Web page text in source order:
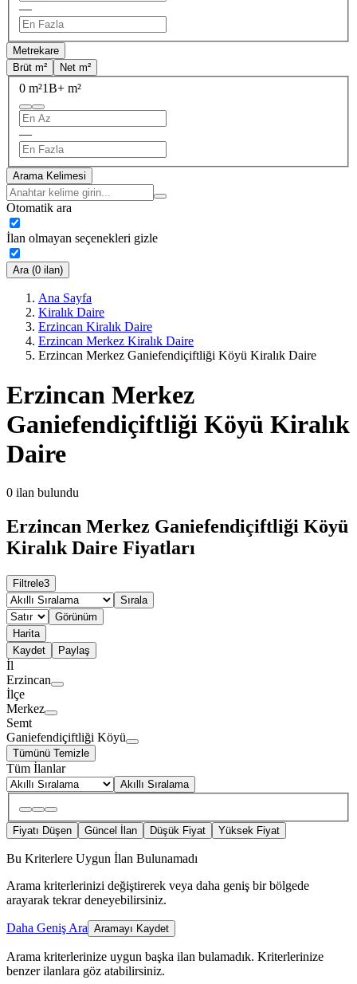
—
Metrekare
Brüt m²
Net m²
0 m²1B+ m²
—
Arama Kelimesi
Otomatik ara
İlan olmayan seçenekleri gizle
Ara (0 ilan)
Ana Sayfa
Kiralık Daire
Erzincan Kiralık Daire
Erzincan Merkez Kiralık Daire
Erzincan Merkez Ganiefendiçiftliği Köyü Kiralık Daire
Erzincan Merkez
Ganiefendiçiftliği Köyü Kiralık
Daire
0 ilan bulundu
Erzincan Merkez Ganiefendiçiftliği Köyü
Kiralık Daire Fiyatları
Filtrele3
Sırala
Görünüm
Harita
Kaydet
Paylaş
İl
Erzincan
İlçe
Merkez
Semt
Ganiefendiçiftliği Köyü
Tümünü Temizle
Tüm İlanlar
Akıllı Sıralama
Fiyatı Düşen Güncel İlan Düşük Fiyat Yüksek Fiyat
Bu Kriterlere Uygun İlan Bulunamadı
Arama kriterlerinizi değiştirerek veya daha geniş bir bölgede
arayarak tekrar deneyebilirsiniz.
Daha Geniş Ara Aramayı Kaydet
Arama kriterlerinize uygun başka ilan bulamadık. Kriterlerinize
benzer ilanlara göz atabilirsiniz.